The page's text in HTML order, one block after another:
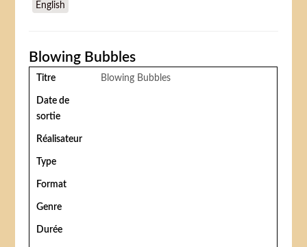
English
Blowing Bubbles
Titre Blowing Bubbles
Date de
sortie
Réalisateur
Type
Format
Genre
Durée